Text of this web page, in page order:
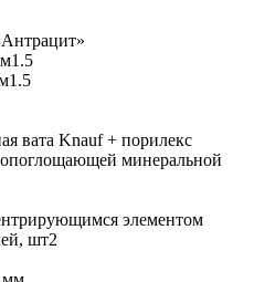
1.5
1.5
вата Knauf + порилекс
минеральной
элементом
шт2